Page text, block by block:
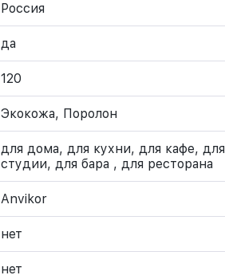
Россия
да
120
Экокожа, Поролон
для дома, для кухни, для кафе, для
студии, для бара , для ресторана
Anvikor
нет
нет